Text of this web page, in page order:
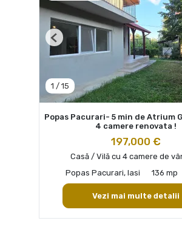
1 / 15
Previous
Popas Pacurari- 5 min de Atrium
4 camere renovata !
197,000 €
Casă / Vilă cu 4 camere de
Popas Pacurari, Iasi
136 mp
Vezi mai multe detalii